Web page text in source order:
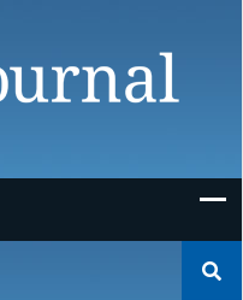
nach: